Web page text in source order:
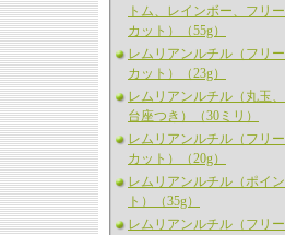
トム、レインボー、フリー
カット）（55g）
レムリアンルチル（フリー
カット）（23g）
レムリアンルチル（丸玉、
台座つき）（30ミリ）
レムリアンルチル（フリー
カット）（20g）
レムリアンルチル（ポイン
ト）（35g）
レムリアンルチル（フリー